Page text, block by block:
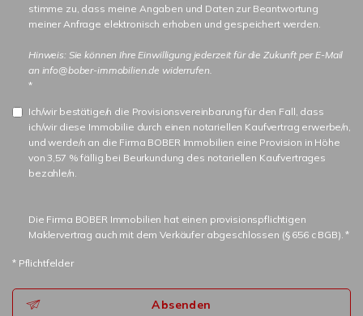
stimme zu, dass meine Angaben und Daten zur Beantwortung
meiner Anfrage elektronisch erhoben und gespeichert werden.
Hinweis: Sie können Ihre Einwilligung jederzeit für die Zukunft per E-Mail
an info@bober-immobilien.de widerrufen.
*
Ich/wir bestätige/n die Provisionsvereinbarung für den Fall, dass
ich/wir diese Immobilie durch einen notariellen Kaufvertrag erwerbe/n,
und werde/n an die Firma BOBER Immobilien eine Provision in Höhe
von 3,57 % fällig bei Beurkundung des notariellen Kaufvertrages
bezahle/n.
Die Firma BOBER Immobilien hat einen provisionspflichtigen
Maklervertrag auch mit dem Verkäufer abgeschlossen (§ 656 c BGB). *
* Pflichtfelder
Absenden